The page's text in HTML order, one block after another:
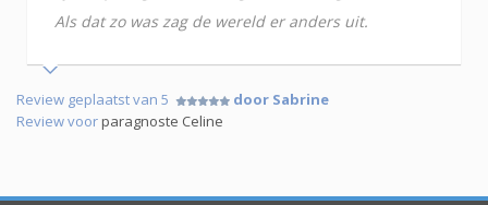
Als dat zo was zag de wereld er anders uit.
Review geplaatst van 5
door Sabrine
Review voorparagnoste Celine